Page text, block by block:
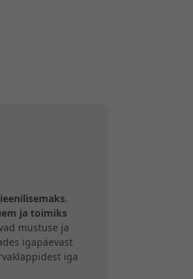
.
ja toimiks
mustuse ja
igapäevast
iga